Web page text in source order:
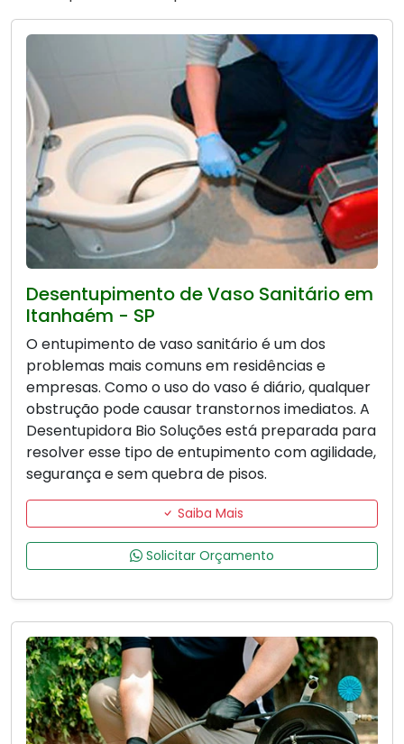
Desentupimento de Vaso Sanitário em
Itanhaém - SP
O entupimento de vaso sanitário é um dos
problemas mais comuns em residências e
empresas. Como o uso do vaso é diário, qualquer
obstrução pode causar transtornos imediatos. A
Desentupidora Bio Soluções está preparada para
resolver esse tipo de entupimento com agilidade,
segurança e sem quebra de pisos.
Saiba Mais
Solicitar Orçamento